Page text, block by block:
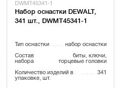
DWMT45341-1
Набор оснастки DEWALT,
341 шт., DWMT45341-1
Тип оснастки набор оснастки
Состав
набора
биты, ключи,
торцевые головки
Количество изделий в
упаковке, шт.
341